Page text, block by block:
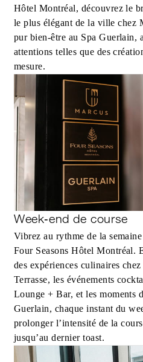
Hôtel Montréal, découvrez le
le plus élégant de la ville chez
pur bien‑être au Spa Guerlain,
attentions telles que des
mesure.
Week‑end de course
Vibrez au rythme de la
Four Seasons Hôtel Montréal.
des expériences culinaires
Terrasse, les événements
Lounge + Bar, et les moments
Guerlain, chaque instant du
prolonger l’intensité de la
jusqu’au dernier toast.